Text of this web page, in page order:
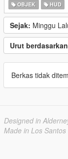
OBJEK
HUD
Sejak: Minggu
Urut
Berkas tidak
Designed in
Made in Los Santos